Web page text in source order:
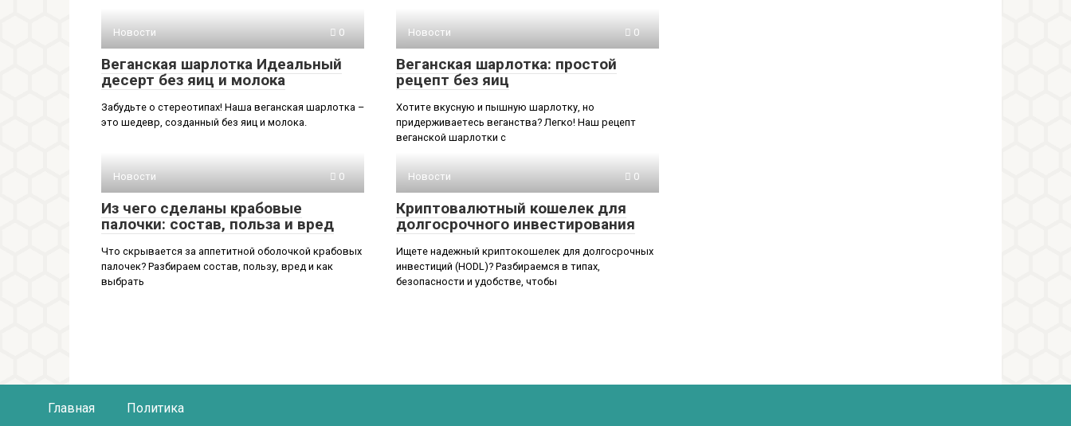
Новости 0
Веганская шарлотка Идеальный
десерт без яиц и молока
Забудьте о стереотипах! Наша веганская шарлотка –
это шедевр, созданный без яиц и молока.
Новости 0
Веганская шарлотка: простой
рецепт без яиц
Хотите вкусную и пышную шарлотку, но
придерживаетесь веганства? Легко! Наш рецепт
веганской шарлотки с
Новости 0
Из чего сделаны крабовые
палочки: состав, польза и вред
Что скрывается за аппетитной оболочкой крабовых
палочек? Разбираем состав, пользу, вред и как
выбрать
Новости 0
Криптовалютный кошелек для
долгосрочного инвестирования
Ищете надежный криптокошелек для долгосрочных
инвестиций (HODL)? Разбираемся в типах,
безопасности и удобстве, чтобы
Главная Политика